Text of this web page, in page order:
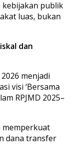
publik
luas, bukan
dan
menjadi
visi ‘Bersama
RPJMD 2025–
memperkuat
dana transfer